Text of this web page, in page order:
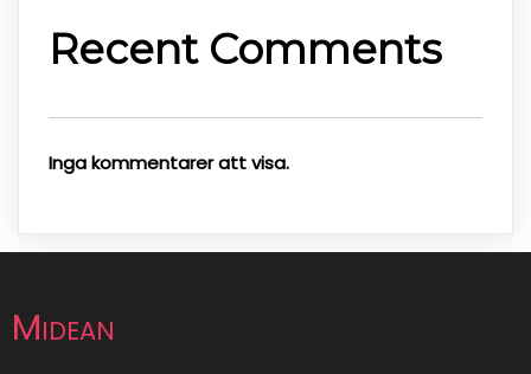
Recent Comments
Inga kommentarer att visa.
Midean